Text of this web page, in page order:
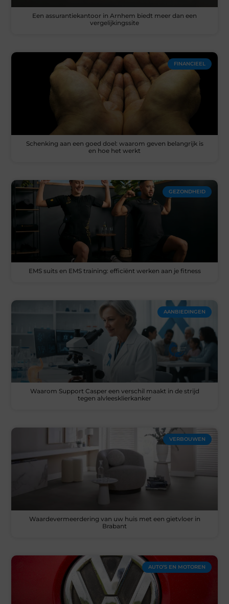
Een assurantiekantoor in Arnhem biedt meer dan een
vergelijkingssite
FINANCIEEL
Schenking aan een goed doel: waarom geven belangrijk is
en hoe het werkt
GEZONDHEID
EMS suits en EMS training: efficiënt werken aan je fitness
AANBIEDINGEN
Waarom Support Casper een verschil maakt in de strijd
tegen alvleesklierkanker
VERBOUWEN
Waardevermeerdering van uw huis met een gietvloer in
Brabant
AUTO’S EN MOTOREN